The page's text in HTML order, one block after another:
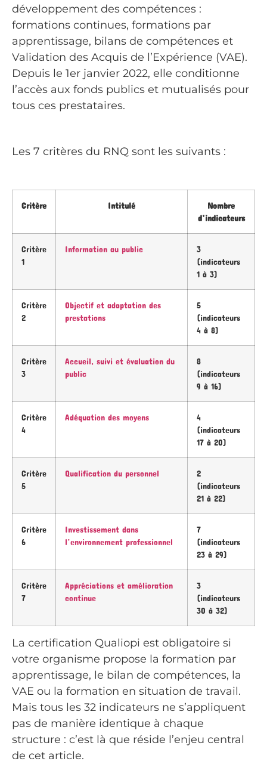
développement des compétences :
formations continues, formations par
apprentissage, bilans de compétences et
Validation des Acquis de l’Expérience (VAE).
Depuis le 1er janvier 2022, elle conditionne
l’accès aux fonds publics et mutualisés pour
tous ces prestataires.
Les 7 critères du RNQ sont les suivants :
Critère Intitulé
Nombre
d’indicateurs
Critère
1
Information au public
3
(indicateurs
1 à 3)
Critère
2
Objectif et adaptation des
prestations
5
(indicateurs
4 à 8)
Critère
3
Accueil, suivi et évaluation du
public
8
(indicateurs
9 à 16)
Critère
4
Adéquation des moyens
4
(indicateurs
17 à 20)
Critère
5
Qualification du personnel
2
(indicateurs
21 à 22)
Critère
6
Investissement dans
l’environnement professionnel
7
(indicateurs
23 à 29)
Critère
7
Appréciations et amélioration
continue
3
(indicateurs
30 à 32)
La certification Qualiopi est obligatoire si
votre organisme propose la formation par
apprentissage, le bilan de compétences, la
VAE ou la formation en situation de travail.
Mais tous les 32 indicateurs ne s’appliquent
pas de manière identique à chaque
structure : c’est là que réside l’enjeu central
de cet article.